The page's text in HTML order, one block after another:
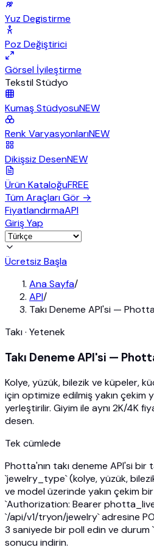
Yuz Degistirme
Poz Değiştirici
Görsel İyileştirme
Tekstil Stüdyo
Kumaş StüdyosuNEW
Renk VaryasyonlarıNEW
Dikişsiz DesenNEW
Ürün KataloğuFREE
Tüm Araçları Gör →
FiyatlandırmaAPI
Giriş Yap
Ücretsiz Başla
Ana Sayfa/
API/
Takı Deneme API'si —
Takı · Yetenek
Takı Deneme API'si —
Kolye, yüzük, bilezik ve küpeler,
için optimize edilmiş yakın çekim
yerleştirilir. Giyim ile aynı 2K/4K
desen.
Tek cümlede
Photta'nın takı deneme API'si bir
`jewelry_type` (kolye, yüzük,
ve model üzerinde yakın çekim
`Authorization: Bearer
`/api/v1/tryon/jewelry` adresine
3 saniyede bir poll edin ve
sonucu indirin.